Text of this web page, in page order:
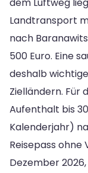
dem Luftweg
Landtransport
nach
500 Euro. Eine
deshalb
Zielländern. Für
Aufenthalt bis
Kalenderjahr)
Reisepass ohne
Dezember